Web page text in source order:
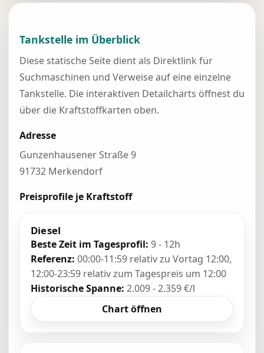
Tankstelle im Überblick
Diese statische Seite dient als Direktlink für
Suchmaschinen und Verweise auf eine einzelne
Tankstelle. Die interaktiven Detailcharts öffnest du
über die Kraftstoffkarten oben.
Adresse
Gunzenhausener Straße 9
91732 Merkendorf
Preisprofile je Kraftstoff
Diesel
Beste Zeit im Tagesprofil: 9 - 12h
Referenz: 00:00-11:59 relativ zu Vortag 12:00,
12:00-23:59 relativ zum Tagespreis um 12:00
Historische Spanne: 2.009 - 2.359 €/l
Chart öffnen